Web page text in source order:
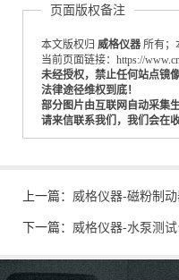
页面版权备注
本文版权归 威格仪器 所有；
当前页面链接：https://
未经授权，禁止任何站点镜
法律途径维权到底！
部分图片由互联网自动采集
请来信联系我们，我们会在
上一篇： 威格仪器-磁粉制
下一篇： 威格仪器-水泵测